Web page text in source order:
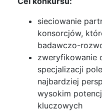
sieciowanie
konsorcjów,
badawczo-
zweryfikowanie
specjalizacji
najbardziej
wysokim
kluczowych